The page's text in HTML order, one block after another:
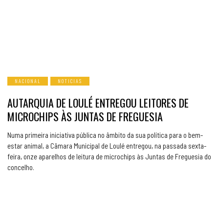
NACIONAL NOTICIAS
AUTARQUIA DE LOULÉ ENTREGOU LEITORES DE
MICROCHIPS ÀS JUNTAS DE FREGUESIA
Numa primeira iniciativa pública no âmbito da sua política para o bem-
estar animal, a Câmara Municipal de Loulé entregou, na passada sexta-
feira, onze aparelhos de leitura de microchips às Juntas de Freguesia do
concelho.